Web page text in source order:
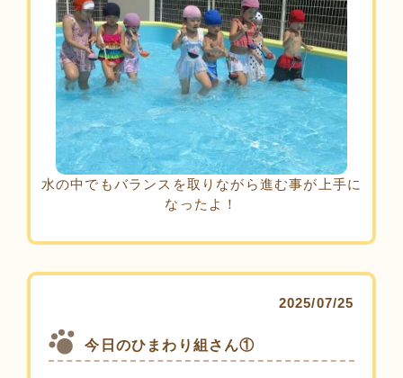
水の中でもバランスを取りながら進む事が上手に
なったよ！
2025/07/25
今日のひまわり組さん①